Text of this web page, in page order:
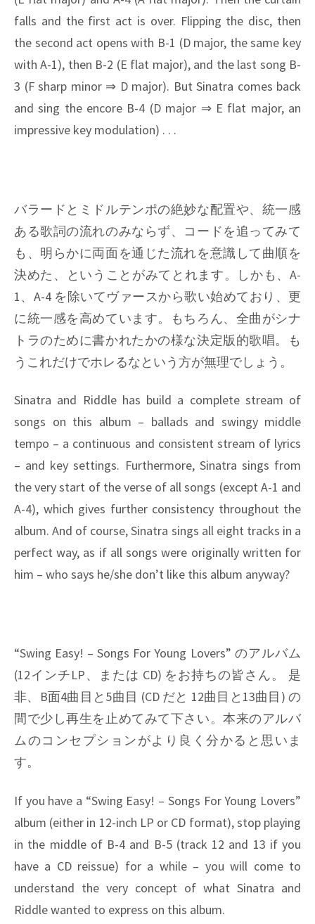
falls and the first act is over. Flipping the disc, then
the second act opens with B-1 (D major, the same key
with A-1), then B-2 (E flat major), and the last song B-
3 (F sharp minor ⇒ D major). But Sinatra comes back
and sing the encore B-4 (D major ⇒ E flat major, an
impressive key modulation) . . .
バラードとミドルテンポの絶妙な配置や、統一感
ある歌詞の流れのみならず、コードを追ってみて
も、明らかに両面を通じた流れを意識して曲順を
決めた、ということがみてとれます。しかも、A-
1、A-4 を除いてヴァースから歌い始めており、更
に統一感を高めています。もちろん、全曲がシナ
トラのために書かれたかの様な決定版的歌唱。も
うこれだけでホレるなという方が無理でしょう。
Sinatra and Riddle has build a complete stream of
songs on this album – ballads and swingy middle
tempo – a continuous and consistent stream of lyrics
– and key settings. Furthermore, Sinatra sings from
the very start of the verse of all songs (except A-1 and
A-4), which gives further consistency throughout the
album. And of course, Sinatra sings all eight tracks in a
perfect way, as if all songs were originally written for
him – who says he/she don’t like this album anyway?
“Swing Easy! – Songs For Young Lovers” のアルバム
(12インチLP、または CD) をお持ちの皆さん。 是
非、B面4曲目と5曲目 (CD だと 12曲目と13曲目) の
間で少し再生を止めてみて下さい。本来のアルバ
ムのコンセプションがより良く分かると思いま
す。
If you have a “Swing Easy! – Songs For Young Lovers”
album (either in 12-inch LP or CD format), stop playing
in the middle of B-4 and B-5 (track 12 and 13 if you
have a CD reissue) for a while – you will come to
understand the very concept of what Sinatra and
Riddle wanted to express on this album.